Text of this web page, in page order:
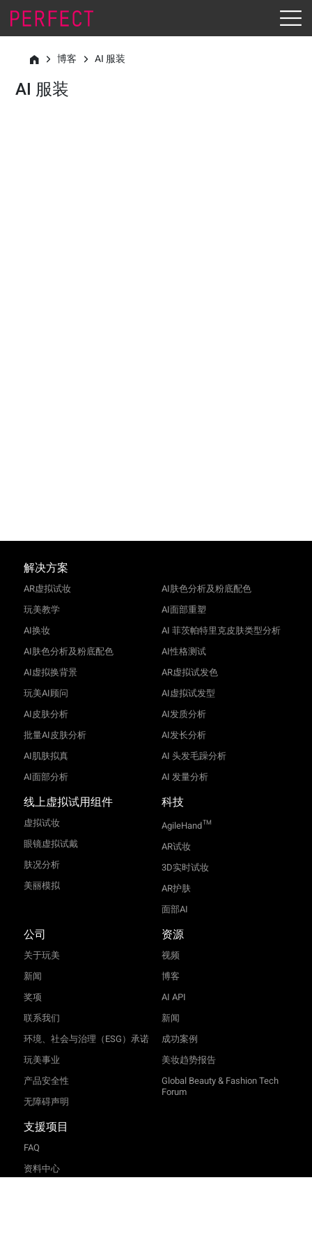
博客 AI 服装
AI 服装
解决方案
AR虚拟试妆
玩美教学
AI换妆
AI肤色分析及粉底配色
AI虚拟换背景
玩美AI顾问
AI皮肤分析
批量AI皮肤分析
AI肌肤拟真
AI面部分析
AI肤色分析及粉底配色
AI面部重塑
AI 菲茨帕特里克皮肤类型分析
AI性格测试
AR虚拟试发色
AI虚拟试发型
AI发质分析
AI发长分析
AI 头发毛躁分析
AI 发量分析
线上虚拟试用组件
虚拟试妆
眼镜虚拟试戴
肤况分析
美丽模拟
科技
AgileHandTM
AR试妆
3D实时试妆
AR护肤
面部AI
公司
关于玩美
新闻
奖项
联系我们
环境、社会与治理（ESG）承诺
玩美事业
产品安全性
无障碍声明
资源
视频
博客
AI API
新闻
成功案例
美妆趋势报告
Global Beauty & Fashion Tech
Forum
支援项目
FAQ
资料中心